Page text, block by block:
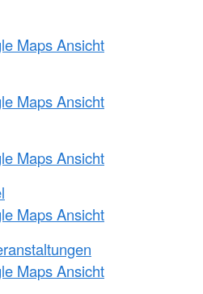
Maps Ansicht
Maps Ansicht
Maps Ansicht
Maps Ansicht
Maps Ansicht